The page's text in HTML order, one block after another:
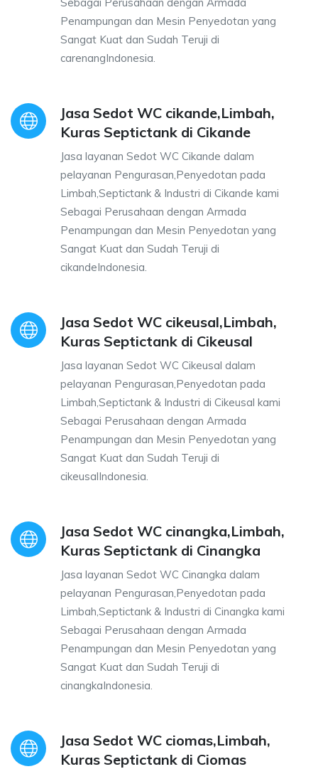
Penampungan dan Mesin Penyedotan yang
Sangat Kuat dan Sudah Teruji di
carenangIndonesia.
Jasa Sedot WC cikande,Limbah,
Kuras Septictank di Cikande
Jasa layanan Sedot WC Cikande dalam
pelayanan Pengurasan,Penyedotan pada
Limbah,Septictank & Industri di Cikande kami
Sebagai Perusahaan dengan Armada
Penampungan dan Mesin Penyedotan yang
Sangat Kuat dan Sudah Teruji di
cikandeIndonesia.
Jasa Sedot WC cikeusal,Limbah,
Kuras Septictank di Cikeusal
Jasa layanan Sedot WC Cikeusal dalam
pelayanan Pengurasan,Penyedotan pada
Limbah,Septictank & Industri di Cikeusal kami
Sebagai Perusahaan dengan Armada
Penampungan dan Mesin Penyedotan yang
Sangat Kuat dan Sudah Teruji di
cikeusalIndonesia.
Jasa Sedot WC cinangka,Limbah,
Kuras Septictank di Cinangka
Jasa layanan Sedot WC Cinangka dalam
pelayanan Pengurasan,Penyedotan pada
Limbah,Septictank & Industri di Cinangka kami
Sebagai Perusahaan dengan Armada
Penampungan dan Mesin Penyedotan yang
Sangat Kuat dan Sudah Teruji di
cinangkaIndonesia.
Jasa Sedot WC ciomas,Limbah,
Kuras Septictank di Ciomas